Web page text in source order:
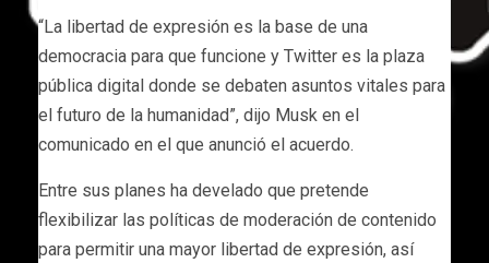
“La libertad de expresión es la base de una
democracia para que funcione y Twitter es la plaza
pública digital donde se debaten asuntos vitales para
el futuro de la humanidad”, dijo Musk en el
comunicado en el que anunció el acuerdo.
Entre sus planes ha develado que pretende
flexibilizar las políticas de moderación de contenido
para permitir una mayor libertad de expresión, así